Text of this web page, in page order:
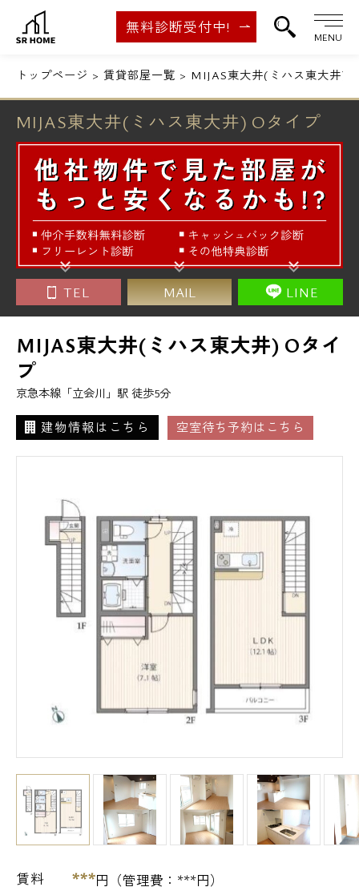
無料診断受付中!
MENU
トップページ 賃貸部屋一覧 MIJAS東大井(ミハス東大井)
MIJAS東大井(ミハス東大井) Oタイプ
TEL MAIL LINE
MIJAS東大井(ミハス東大井) Oタイ
プ
京急本線「立会川」駅 徒歩5分
建物情報はこちら 空室待ち予約はこちら
賃料 ***円（管理費： ***円）